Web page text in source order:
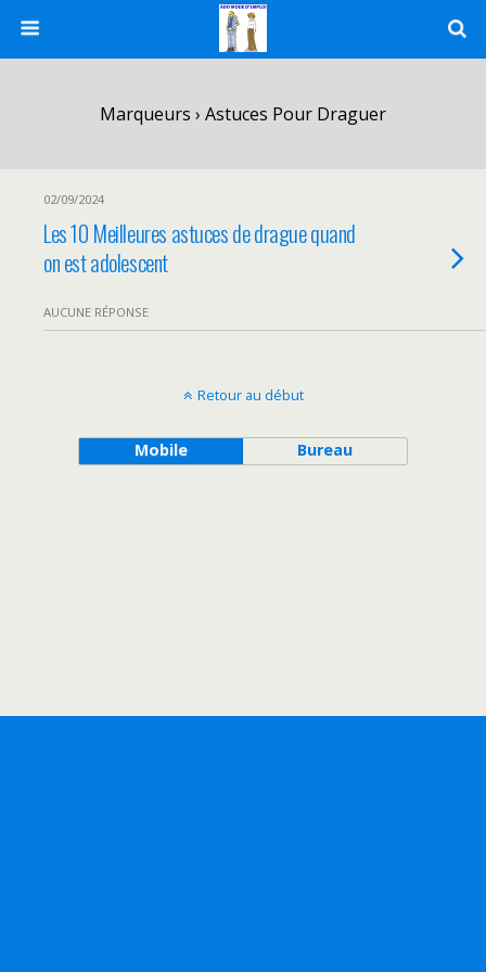
Marqueurs › Astuces Pour Draguer
02/09/2024
Les 10 Meilleures astuces de drague quand
on est adolescent
AUCUNE RÉPONSE
Retour au début
Mobile Bureau